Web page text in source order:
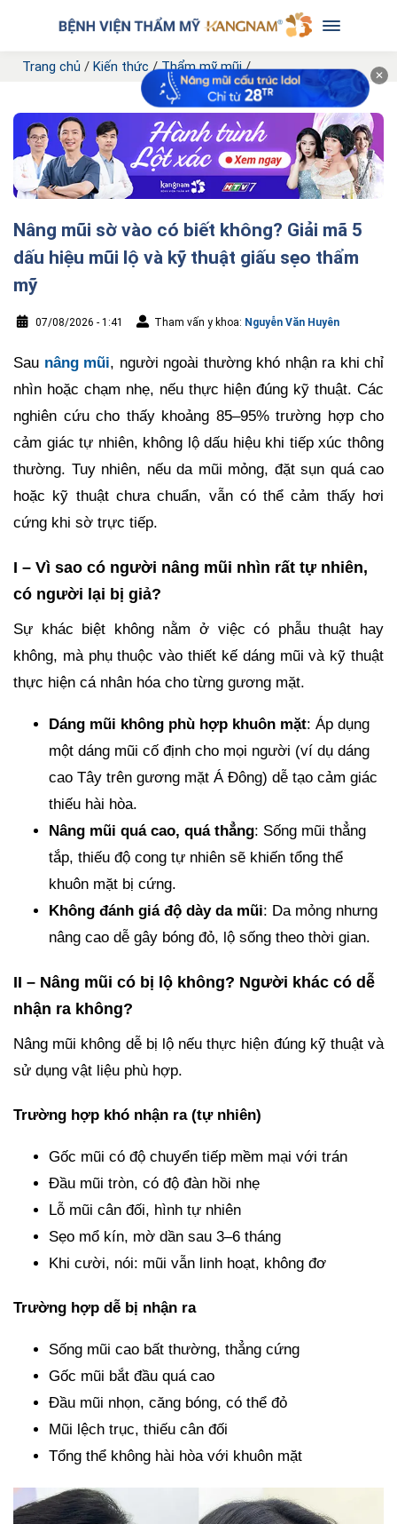
Trang chủ / Kiến thức/Thẩm mỹ mũi/
Nâng mũi sờ vào có biết không? Giải mã 5
dấu hiệu mũi lộ và kỹ thuật giấu sẹo thẩm
mỹ
07/08/2026 - 1:41 Tham vấn y khoa: Nguyễn Văn Huyên
Sau nâng mũi, người ngoài thường khó nhận ra khi chỉ
nhìn hoặc chạm nhẹ, nếu thực hiện đúng kỹ thuật. Các
nghiên cứu cho thấy khoảng 85–95% trường hợp cho
cảm giác tự nhiên, không lộ dấu hiệu khi tiếp xúc thông
thường. Tuy nhiên, nếu da mũi mỏng, đặt sụn quá cao
hoặc kỹ thuật chưa chuẩn, vẫn có thể cảm thấy hơi
cứng khi sờ trực tiếp.
I – Vì sao có người nâng mũi nhìn rất tự nhiên,
có người lại bị giả?
Sự khác biệt không nằm ở việc có phẫu thuật hay
không, mà phụ thuộc vào thiết kế dáng mũi và kỹ thuật
thực hiện cá nhân hóa cho từng gương mặt.
Dáng mũi không phù hợp khuôn mặt: Áp dụng
một dáng mũi cố định cho mọi người (ví dụ dáng
cao Tây trên gương mặt Á Đông) dễ tạo cảm giác
thiếu hài hòa.
Nâng mũi quá cao, quá thẳng: Sống mũi thẳng
tắp, thiếu độ cong tự nhiên sẽ khiến tổng thể
khuôn mặt bị cứng.
Không đánh giá độ dày da mũi: Da mỏng nhưng
nâng cao dễ gây bóng đỏ, lộ sống theo thời gian.
II – Nâng mũi có bị lộ không? Người khác có dễ
nhận ra không?
Nâng mũi không dễ bị lộ nếu thực hiện đúng kỹ thuật và
sử dụng vật liệu phù hợp.
Trường hợp khó nhận ra (tự nhiên)
Gốc mũi có độ chuyển tiếp mềm mại với trán
Đầu mũi tròn, có độ đàn hồi nhẹ
Lỗ mũi cân đối, hình tự nhiên
Sẹo mổ kín, mờ dần sau 3–6 tháng
Khi cười, nói: mũi vẫn linh hoạt, không đơ
Trường hợp dễ bị nhận ra
Sống mũi cao bất thường, thẳng cứng
Gốc mũi bắt đầu quá cao
Đầu mũi nhọn, căng bóng, có thể đỏ
Mũi lệch trục, thiếu cân đối
Tổng thể không hài hòa với khuôn mặt
✕